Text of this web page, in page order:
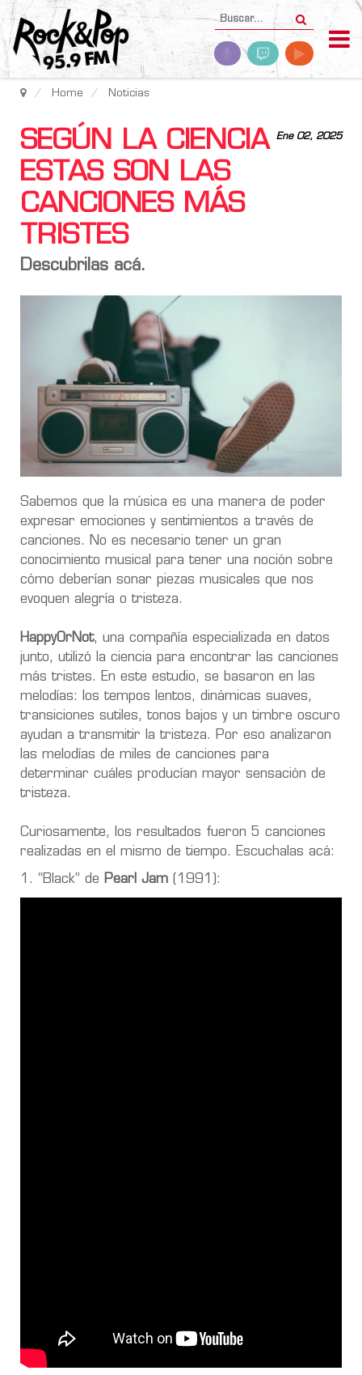
Home Noticias
Ene 02, 2025
SEGÚN LA CIENCIA
ESTAS SON LAS
CANCIONES MÁS
TRISTES
Descubrilas acá.
Sabemos que la música es una manera de poder
expresar emociones y sentimientos a través de
canciones. No es necesario tener un gran
conocimiento musical para tener una noción sobre
cómo deberían sonar piezas musicales que nos
evoquen alegría o tristeza.
HappyOrNot, una compañía especializada en datos
junto, utilizó la ciencia para encontrar las canciones
más tristes. En este estudio, se basaron en las
melodías: los tempos lentos, dinámicas suaves,
transiciones sutiles, tonos bajos y un timbre oscuro
ayudan a transmitir la tristeza. Por eso analizaron
las melodías de miles de canciones para
determinar cuáles producían mayor sensación de
tristeza.
Curiosamente, los resultados fueron 5 canciones
realizadas en el mismo de tiempo. Escuchalas acá:
1. “Black” de Pearl Jam (1991):